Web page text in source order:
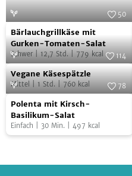
Bärlauchgrillkäse
mit
Gurken-
Tomaten-
Salat
Foto:
Alexandra Schubert,
www.myshoots.de
50
Bärlauchgrillkäse mit
Gurken-Tomaten-Salat
Schwer| 12,7 Std. 779 kcal
Vegane
Käsespätzle
Foto:SevenCooks
114
Vegane Käsespätzle
Mittel 1 Std. 760 kcal
Polenta
mit
Kirsch-
Foto:
78
Polenta mit Kirsch-
Basilikum-Salat
Einfach 30 Min. 497 kcal